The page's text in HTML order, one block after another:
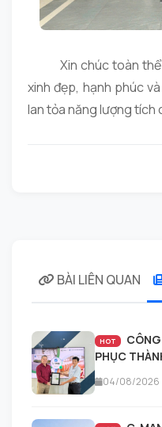
Xin chúc toàn thể
xinh đẹp, hạnh phúc
lan tỏa năng lượng tích
BÀI LIÊN QUAN
HOT
PHỤC
04/08/2026